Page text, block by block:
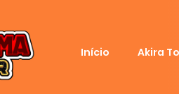
Início Akira